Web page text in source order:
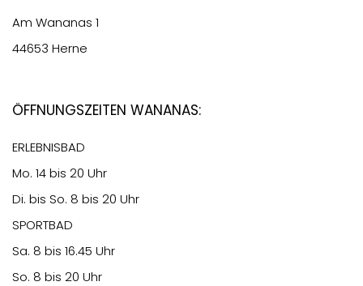
Am Wananas 1
44653 Herne
Öffnungszeiten Wananas:
ERLEBNISBAD
Mo. 14 bis 20 Uhr
Di. bis So. 8 bis 20 Uhr
SPORTBAD
Sa. 8 bis 16.45 Uhr
So. 8 bis 20 Uhr